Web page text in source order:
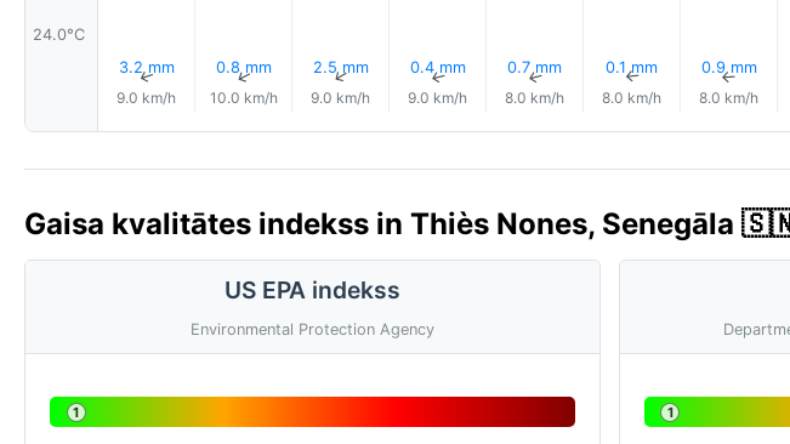
24.0°C
3.2 mm
↑
9.0 km/h
0.8 mm
↑
10.0 km/h
2.5 mm
↑
9.0 km/h
0.4 mm
↑
9.0 km/h
0.7 mm
↑
8.0 km/h
0.1 mm
↑
8.0 km/h
0.9 mm
↑
8.0 km/h
Gaisa kvalitātes indekss in Thiès Nones, Senegāla
US EPA indekss
Environmental Protection Agency
1 1